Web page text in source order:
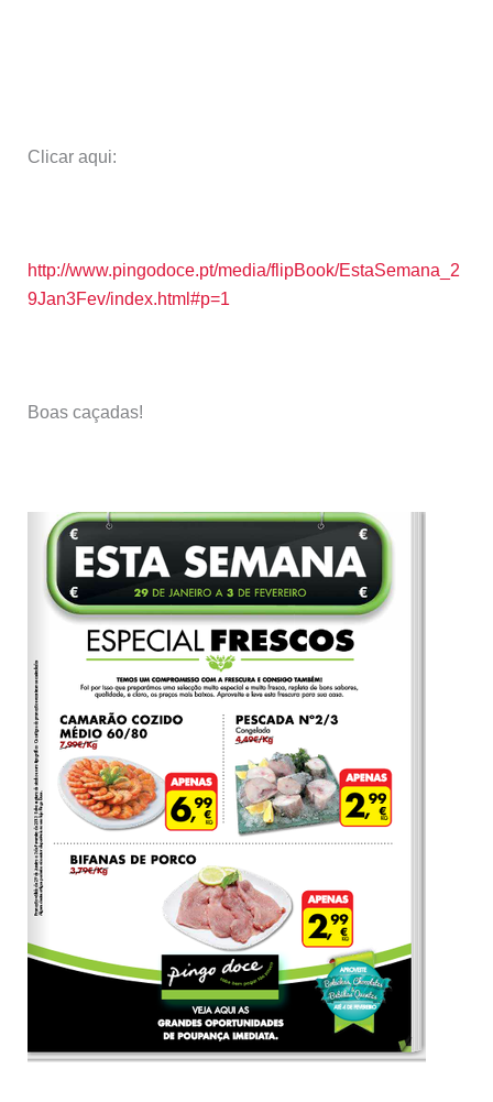
Clicar aqui:
http://www.pingodoce.pt/media/flipBook/EstaSemana_2
9Jan3Fev/index.html#p=1
Boas caçadas!